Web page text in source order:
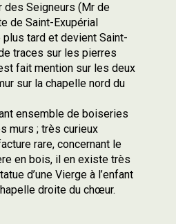
des Seigneurs (Mr de
de Saint-Exupérial
plus tard et devient Saint-
traces sur les pierres
fait mention sur les deux
sur la chapelle nord du
ensemble de boiseries
murs ; très curieux
rare, concernant le
en bois, il en existe très
d’une Vierge à l’enfant
droite du chœur.